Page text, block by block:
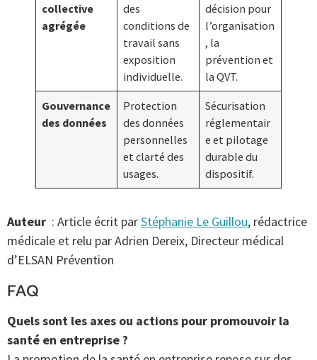
collective
agrégée
des
conditions de
travail sans
exposition
individuelle.
décision pour
l’organisation
, la
prévention et
la QVT.
Gouvernance
des données
Protection
des données
personnelles
et clarté des
usages.
Sécurisation
réglementair
e et pilotage
durable du
dispositif.
Auteur : Article écrit parStéphanie Le Guillou, rédactrice
médicale et relu par Adrien Dereix, Directeur médical
d’ELSAN Prévention
FAQ
Quels sont les axes ou actions pour promouvoir la
santé en entreprise ?